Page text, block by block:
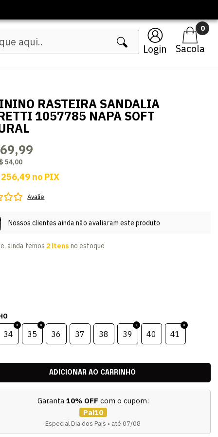
Login
0
RASTEIRA SANDALIA
1057785 NAPA SOFT
54,00
256,49 no PIX
Avalie
Nossos clientes ainda não avaliaram este produto
ainda temos 2 itens no estoque
34 35 36 37 38 39 40 41
Garanta 10% OFF com o cupom:
Pai10
Especial Dia dos Pais • até 07/08